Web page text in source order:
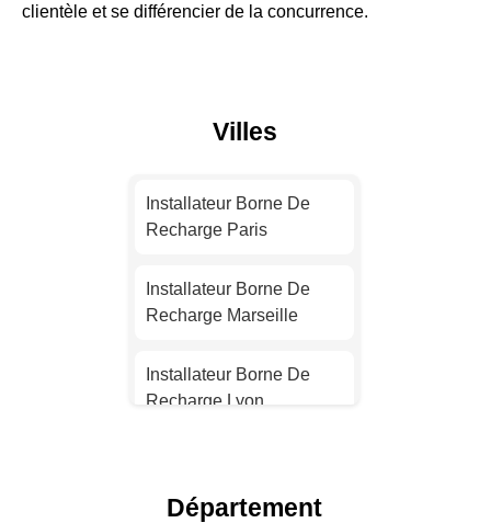
clientèle et se différencier de la concurrence.
Villes
Installateur Borne De
Recharge Paris
Installateur Borne De
Recharge Marseille
Installateur Borne De
Recharge Lyon
Département